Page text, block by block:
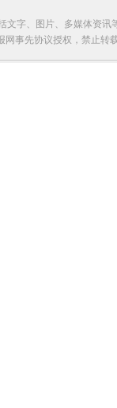
文字、图片、多媒体资
网事先协议授权，禁止转